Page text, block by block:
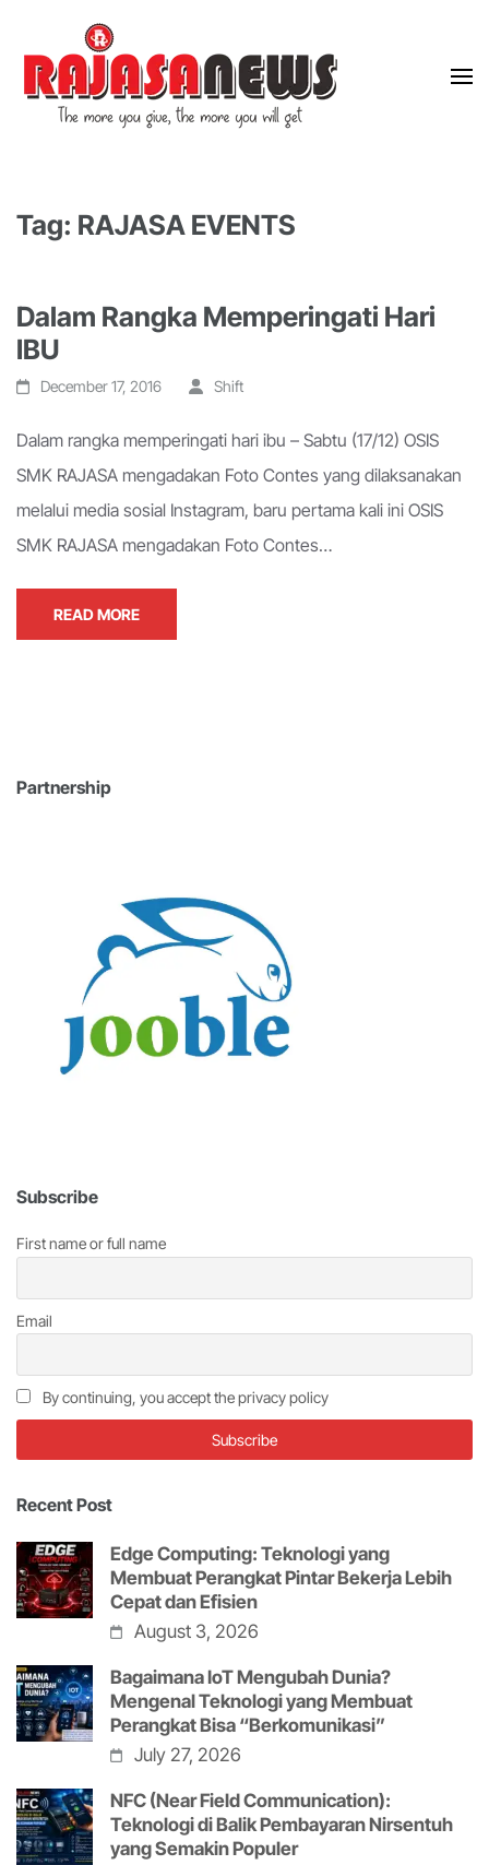
Tag: RAJASA EVENTS
Dalam Rangka Memperingati Hari
IBU
December 17, 2016 Shift
Dalam rangka memperingati hari ibu – Sabtu (17/12) OSIS
SMK RAJASA mengadakan Foto Contes yang dilaksanakan
melalui media sosial Instagram, baru pertama kali ini OSIS
SMK RAJASA mengadakan Foto Contes…
READ MORE
Partnership
Subscribe
First name or full name
Email
By continuing, you accept the privacy policy
Recent Post
Edge Computing: Teknologi yang
Membuat Perangkat Pintar Bekerja Lebih
Cepat dan Efisien
August 3, 2026
Bagaimana IoT Mengubah Dunia?
Mengenal Teknologi yang Membuat
Perangkat Bisa “Berkomunikasi”
July 27, 2026
NFC (Near Field Communication):
Teknologi di Balik Pembayaran Nirsentuh
yang Semakin Populer